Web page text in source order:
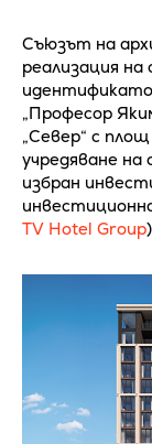
Съюзът на
реализация
„Професор
„Север“ с
учредяване
избран
TV Hotel Group